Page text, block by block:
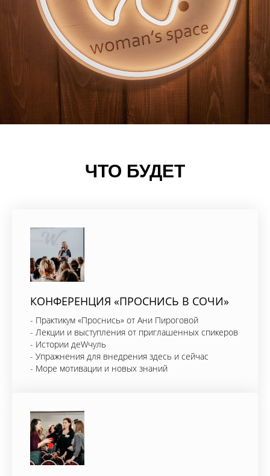
ЧТО БУДЕТ
КОНФЕРЕНЦИЯ «ПРОСНИСЬ В СОЧИ»
- Практикум «Проснись» от Ани Пироговой
- Лекции и выступления от приглашенных спикеров
- Истории деWчуль
- Упражнения для внедрения здесь и сейчас
- Море мотивации и новых знаний